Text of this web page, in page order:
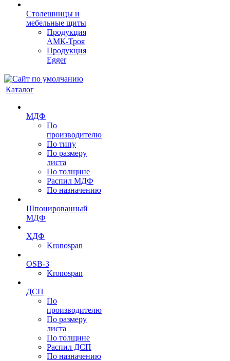
Столешницы и
мебельные щиты
Продукция
АМК-Троя
Продукция
Egger
Каталог
МДФ
По
производителю
По типу
По размеру
листа
По толщине
Распил МДФ
По назначению
Шпонированный
МДФ
ХДФ
Kronospan
OSB-3
Kronospan
ДСП
По
производителю
По размеру
листа
По толщине
Распил ДСП
По назначению